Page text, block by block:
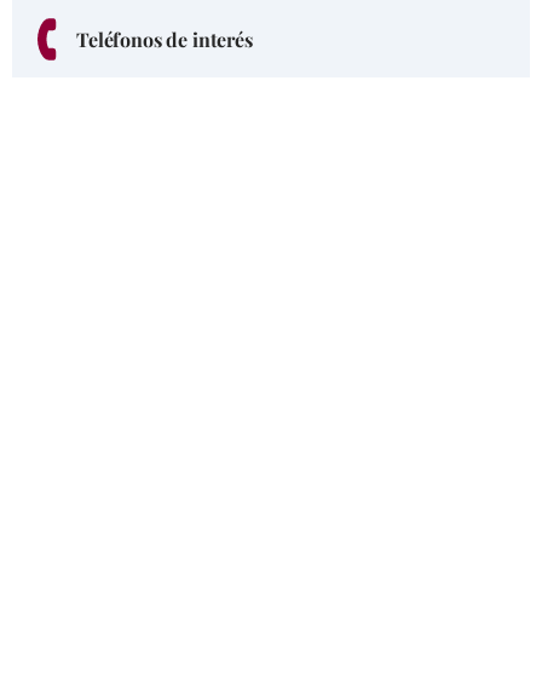
Teléfonos de interés